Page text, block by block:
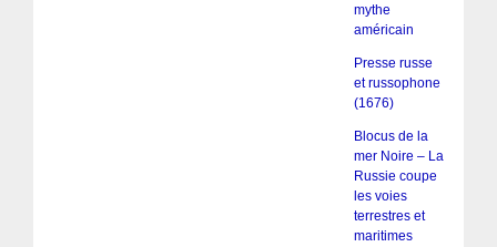
mythe
américain
Presse russe
et russophone
(1676)
Blocus de la
mer Noire – La
Russie coupe
les voies
terrestres et
maritimes